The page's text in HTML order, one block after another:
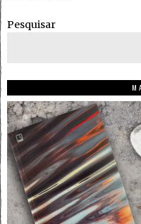
Pesquisar